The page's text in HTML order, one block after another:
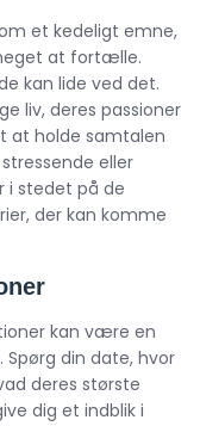
et kedeligt emne,
at fortælle.
kan lide ved det.
liv, deres passioner
at holde samtalen
eller
i stedet på de
der kan komme
kan være en
din date, hvor
deres største
dig et indblik i